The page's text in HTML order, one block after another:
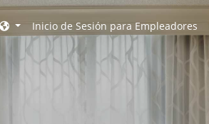
search
Inicio de Sesión para Empleadores